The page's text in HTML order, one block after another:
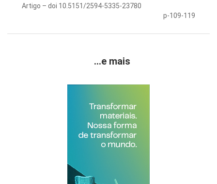
Artigo – doi 10.5151/2594-5335-23780
p-109-119
...e mais